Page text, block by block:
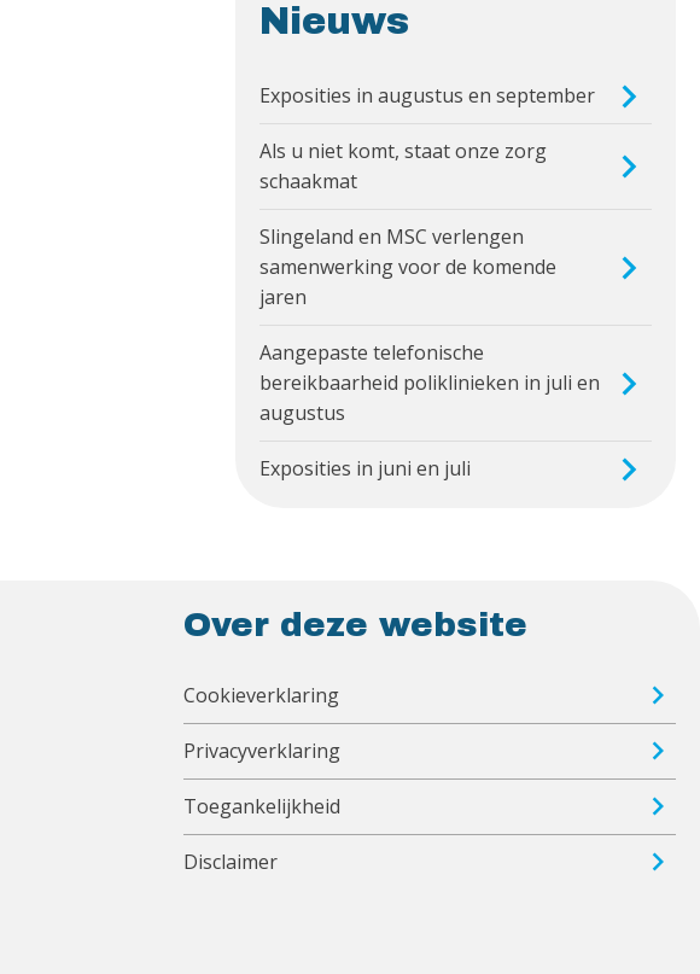
Nieuws
Exposities in augustus en september
Als u niet komt, staat onze zorg
schaakmat
Slingeland en MSC verlengen
samenwerking voor de komende
jaren
Aangepaste telefonische
bereikbaarheid poliklinieken in juli en
augustus
Exposities in juni en juli
Over deze website
Cookieverklaring
Privacyverklaring
Toegankelijkheid
Disclaimer